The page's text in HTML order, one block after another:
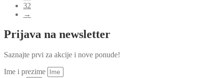
32
→
Prijava na newsletter
Saznajte prvi za akcije i nove ponude!
Ime i prezime